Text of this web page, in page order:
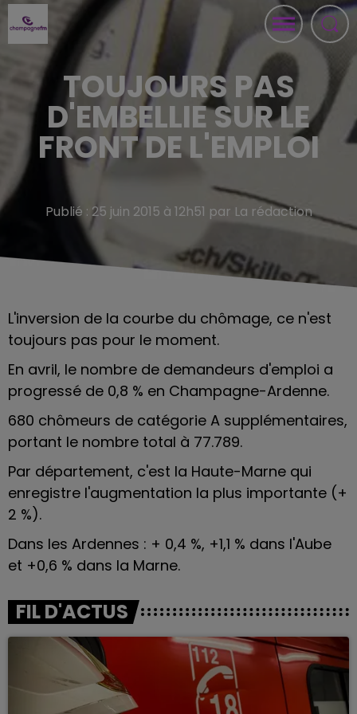
TOUJOURS PAS
D'EMBELLIE SUR LE
FRONT DE L'EMPLOI
Publié : 25 juin 2015 à 12h51 par La rédaction
L'inversion de la courbe du chômage, ce n'est
toujours pas pour le moment.
En avril, le nombre de demandeurs d'emploi a
progressé de 0,8 % en Champagne-Ardenne.
680 chômeurs de catégorie A supplémentaires,
portant le nombre total à 77.789.
Par département, c'est la Haute-Marne qui
enregistre l'augmentation la plus importante (+
2 %).
Dans les Ardennes : + 0,4 %, +1,1 % dans l'Aube
et +0,6 % dans la Marne.
FIL D'ACTUS